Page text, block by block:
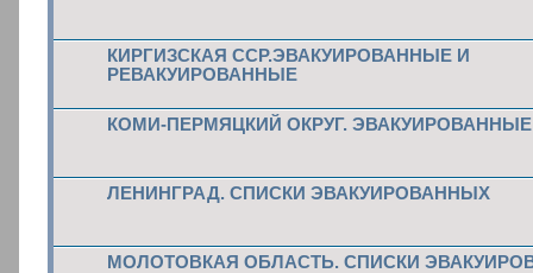
КИРГИЗСКАЯ ССР.ЭВАКУИРОВАННЫЕ И
РЕВАКУИРОВАННЫЕ
КОМИ-ПЕРМЯЦКИЙ ОКРУГ. ЭВАКУИРОВАННЫЕ
ЛЕНИНГРАД. СПИСКИ ЭВАКУИРОВАННЫХ
МОЛОТОВКАЯ ОБЛАСТЬ. СПИСКИ